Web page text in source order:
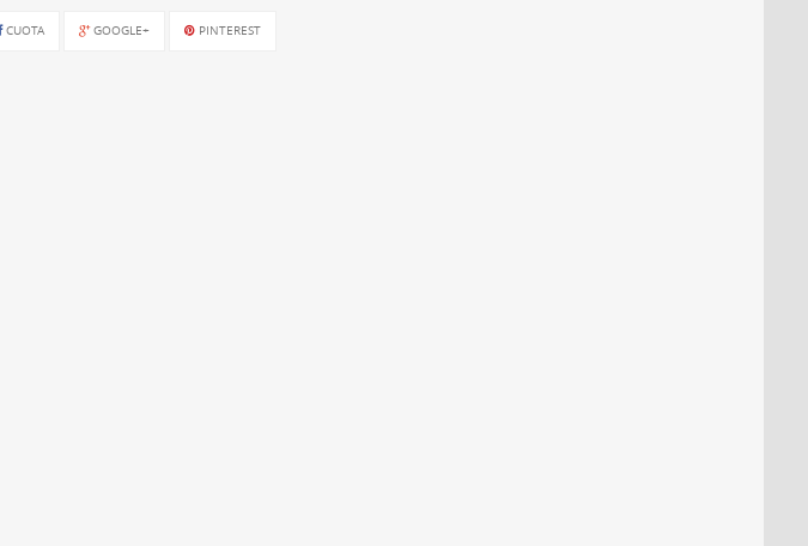
CUOTA GOOGLE+ PINTEREST